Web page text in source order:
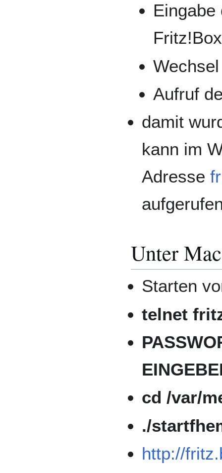
Fritz!Box
Aufruf
damit
kann im
Adresse
Unter
Starten
telnet
cd /var/
./
http://